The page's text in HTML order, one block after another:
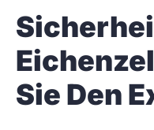
Sie Den